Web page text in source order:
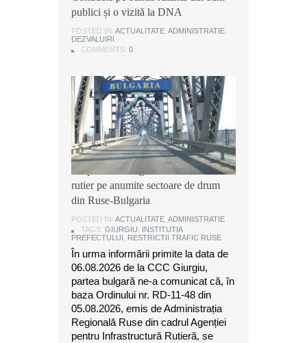
publici și o vizită la DNA
POSTED IN: ACTUALITATE ADMINISTRATIE
DEZVALUIRI
COMMENTS: 0
publici și o vizită la DNA
POSTED IN: ACTUALITATE ADMINISTRATIE
DEZVALUIRI
COMMENTS: 0
publici și o vizită la DNA
POSTED IN: ACTUALITATE ADMINISTRATIE
DEZVALUIRI
COMMENTS: 0
Instituția Prefectului: Măsuri
temporare de organizare a traficului
rutier pe anumite sectoare de drum
din Ruse-Bulgaria
POSTED IN: ACTUALITATE ADMINISTRATIE
TAGS: GIURGIU
INSTITUTIA
PREFECTULUI
RESTRICTII TRAFIC RUSE
În urma informării primite la data de
06.08.2026 de la CCC Giurgiu,
partea bulgară ne-a comunicat că, în
baza Ordinului nr. RD-11-48 din
05.08.2026, emis de Administrația
Regională Ruse din cadrul Agenției
pentru Infrastructură Rutieră, se